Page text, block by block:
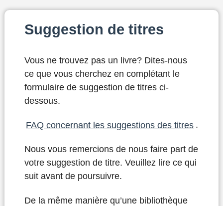
Suggestion de titres
Vous ne trouvez pas un livre? Dites-nous
ce que vous cherchez en complétant le
formulaire de suggestion de titres ci-
dessous.
FAQ concernant les suggestions des titres .
Nous vous remercions de nous faire part de
votre suggestion de titre. Veuillez lire ce qui
suit avant de poursuivre.
De la même manière qu’une bibliothèque